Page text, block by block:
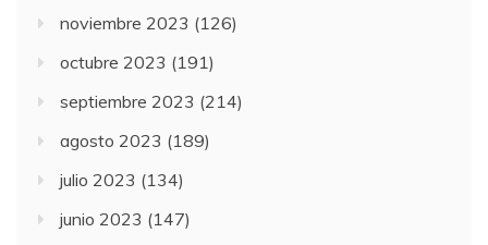
noviembre 2023 (126)
octubre 2023 (191)
septiembre 2023 (214)
agosto 2023 (189)
julio 2023 (134)
junio 2023 (147)